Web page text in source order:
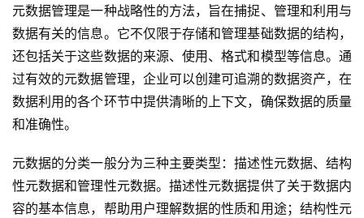
元数据管理是一种战略性的方法，旨在捕捉、管理和利用与
数据有关的信息。它不仅限于存储和管理基础数据的结构，
还包括关于这些数据的来源、使用、格式和模型等信息。通
过有效的元数据管理，企业可以创建可追溯的数据资产，在
数据利用的各个环节中提供清晰的上下文，确保数据的质量
和准确性。
元数据的分类一般分为三种主要类型：描述性元数据、结构
性元数据和管理性元数据。描述性元数据提供了关于数据内
容的基本信息，帮助用户理解数据的性质和用途；结构性元